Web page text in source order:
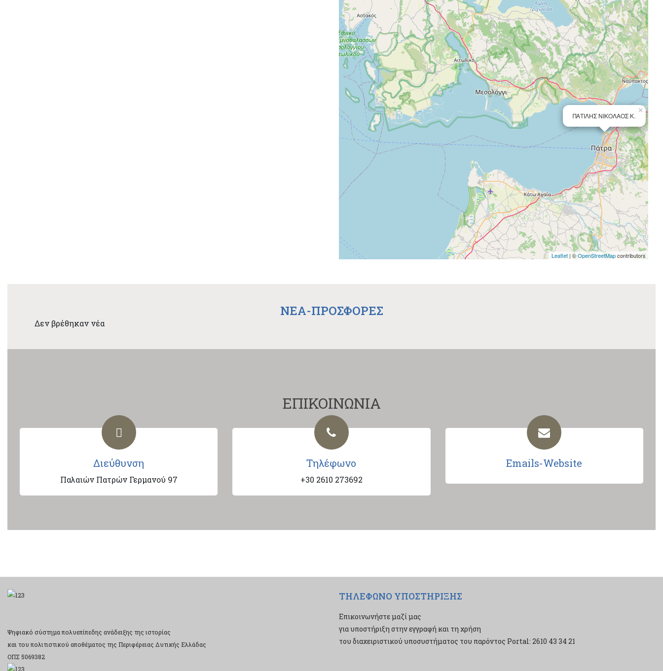
ΠΑΤΙΛΗΣ ΝΙΚΟΛΑΟΣ Κ.
×
Leaflet | ©OpenStreetMapcontributors
NEA-ΠΡΟΣΦΟΡΕΣ
Δεν βρέθηκαν νέα
ΕΠΙΚΟΙΝΩΝΙΑ
Διεύθυνση
Παλαιών Πατρών Γερμανού 97
Τηλέφωνο
+30 2610 273692
Emails-Website
Ψηφιακό σύστημα πολυεπίπεδης ανάδειξης της ιστορίας
και του πολιτιστικού αποθέματος της Περιφέρειας Δυτικής Ελλάδας
ΟΠΣ 5069382
ΤΗΛΕΦΩΝΟ ΥΠΟΣΤΗΡΙΞΗΣ
Επικοινωνήστε μαζί μας
για υποστήριξη στην εγγραφή και τη χρήση
του διαχειριστικού υποσυστήματος του παρόντος Portal: 2610 43 34 21